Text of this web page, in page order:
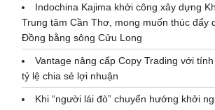
Indochina Kajima khởi công xây dựng
Trung tâm Cần Thơ, mong muốn thúc đẩy
Đồng bằng sông Cửu Long
Vantage nâng cấp Copy Trading với
tỷ lệ chia sẻ lợi nhuận
Khi “người lái đò” chuyển hướng khởi